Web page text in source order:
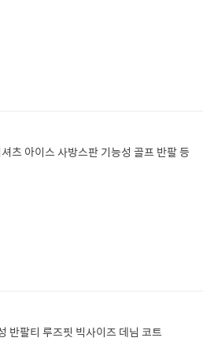
츠 아이스 사방스판 기능성 골프 반팔 등
반팔티 루즈핏 빅사이즈 데님 코트